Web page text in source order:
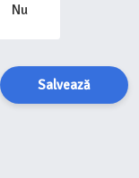
Nu
Salvează